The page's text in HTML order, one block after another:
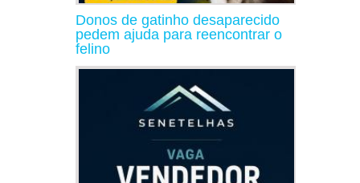
Donos de gatinho desaparecido
pedem ajuda para reencontrar o
felino